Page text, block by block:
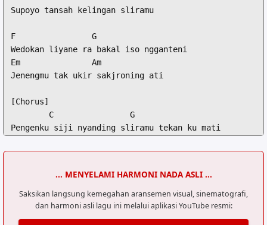
Supoyo tansah kelingan sliramu
F                G
Wedokan liyane ra bakal iso ngganteni
Em               Am
Jenengmu tak ukir sakjroning ati
[Chorus]
        C                G
Pengenku siji nyanding sliramu tekan ku mati
Dongaku ra bakal mandeg sedurung sliramu bali
Tok duakke ora popo tresnoku tekane mati
        Dm               G
Sing penting rasaku sak teruse ono neng njero ati
         C
... MENYELAMI HARMONI NADA ASLI ...
Saksikan langsung kemegahan aransemen visual, sinematografi,
dan harmoni asli lagu ini melalui aplikasi YouTube resmi: